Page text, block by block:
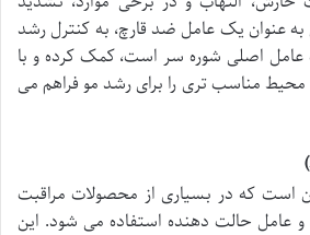
عنوان یک عامل ضد قارچ، به کنترل رشد
عامل اصلی شوره سر است، کمک کرده و با
مناسب تری را برای رشد مو فراهم می
است که در بسیاری از محصولات مراقبت
و عامل حالت دهنده استفاده می شود. این